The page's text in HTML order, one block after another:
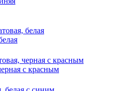
с красным